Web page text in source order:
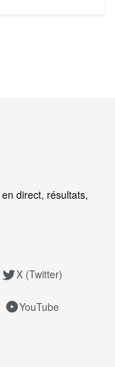
direct, résultats,
X (Twitter)
YouTube